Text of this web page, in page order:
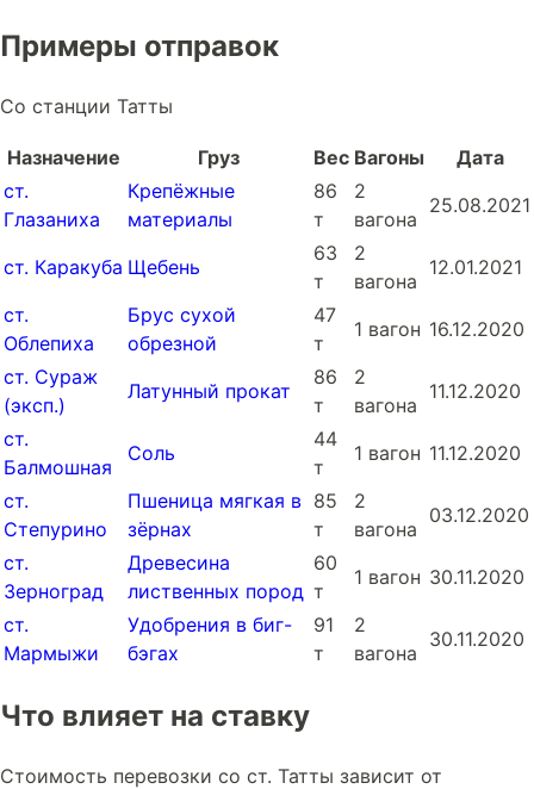
Примеры отправок
Со станции Татты
Назначение Груз Вес Вагоны
Дата
ст.
Глазаниха
Крепёжные
материалы
86
т
2
вагона
25.08.2021
ст. Каракуба Щебень
63
т
2
вагона
12.01.2021
ст.
Облепиха
Брус сухой
обрезной
47
т
1 вагон 16.12.2020
ст. Сураж
(эксп.)
Латунный прокат
86
т
2
вагона
11.12.2020
ст.
Балмошная
Соль
44
т
1 вагон 11.12.2020
ст.
Степурино
Пшеница мягкая в
зёрнах
85
т
2
вагона
03.12.2020
ст.
Зерноград
Древесина
лиственных пород
60
т
1 вагон 30.11.2020
ст.
Мармыжи
Удобрения в биг-
бэгах
91
т
2
вагона
30.11.2020
Что влияет на ставку
Стоимость перевозки со ст. Татты зависит от